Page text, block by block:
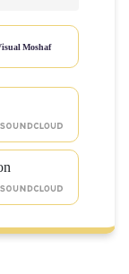
Moshaf